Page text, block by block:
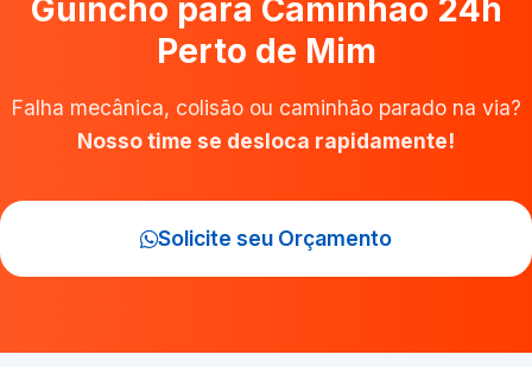
Guincho para Caminhão 24h
Perto de Mim
Falha mecânica, colisão ou caminhão parado na via?
Nosso time se desloca rapidamente!
Solicite seu Orçamento